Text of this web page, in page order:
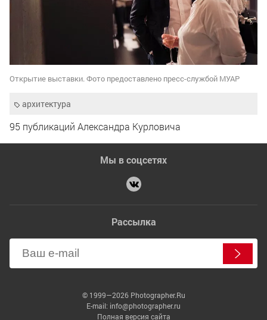
Открытие выставки. Фото предоставлено пресс-службой МУАР
архитектура
95 публикаций Александра Курловича
Мы в соцсетях
Рассылка
© 1999—2026 Photographer.Ru
E-mail: info@photographer.ru
Полная версия сайта